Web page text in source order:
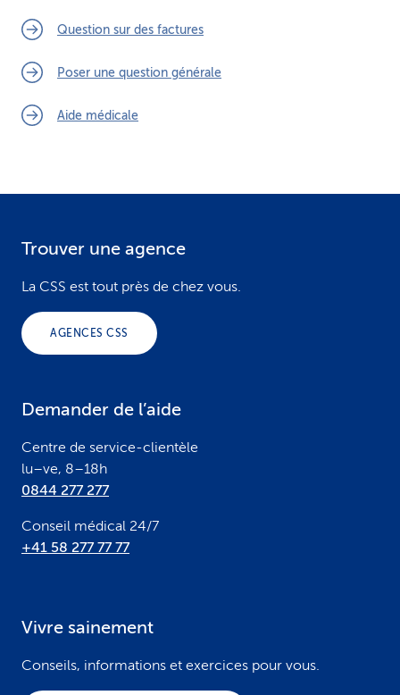
Question sur des factures
Poser une question générale
Aide médicale
Trouver une agence
La CSS est tout près de chez vous.
AGENCES CSS
Demander de l’aide
Centre de service-clientèle
lu–ve, 8–18h
0844 277 277
Conseil médical 24/7
+41 58 277 77 77
Vivre sainement
Conseils, informations et exercices pour vous.